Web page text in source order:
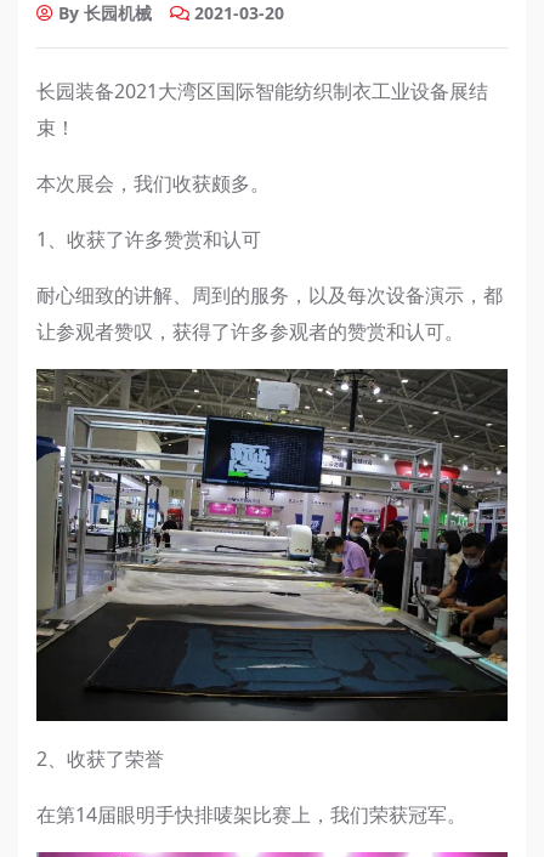
By 长园机械 2021-03-20
长园装备2021大湾区国际智能纺织制衣工业设备展结
束！
本次展会，我们收获颇多。
1、收获了许多赞赏和认可
耐心细致的讲解、周到的服务，以及每次设备演示，都
让参观者赞叹，获得了许多参观者的赞赏和认可。
2、收获了荣誉
在第14届眼明手快排唛架比赛上，我们荣获冠军。